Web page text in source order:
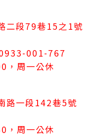
二段79巷15之1號
001-767
，周一公休
路一段142巷5號
，周一公休